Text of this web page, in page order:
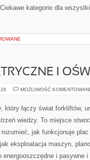
kategorie dla
I
MOŻLIWOŚĆ
który łączy świat forkliftów,
wiedzy. To miejsce
jak funkcjonuje
eksploatacja maszyn,
i pasywne i